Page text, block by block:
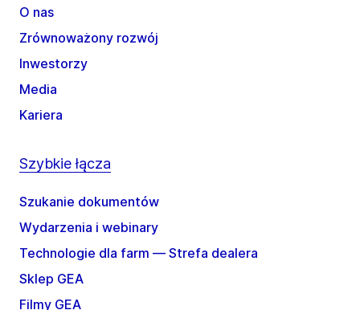
O nas
Zrównoważony rozwój
Inwestorzy
Media
Kariera
Szybkie łącza
Szukanie dokumentów
Wydarzenia i webinary
Technologie dla farm — Strefa dealera
Sklep GEA
Filmy GEA